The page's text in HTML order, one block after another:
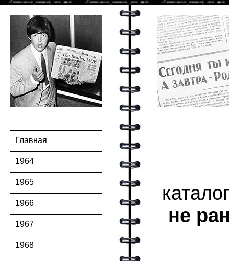
Главная
1964
1965
1966
1967
1968
не